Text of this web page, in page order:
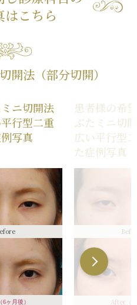
はこちら
開法（部分切開）
ニ切開法
行型二重
写真
6ヶ月後）
患者様の希
ぶたミニ切
広い平行型
た症例写真
After （